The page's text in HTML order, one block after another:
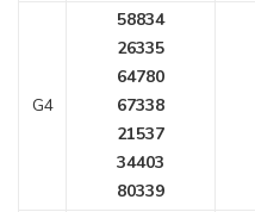
G4
58834
26335
64780
67338
21537
34403
80339